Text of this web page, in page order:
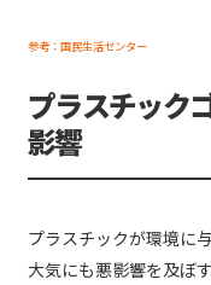
参考：国民生活センター
プラスチック
影響
プラスチックが環境に
大気にも悪影響を及ぼ